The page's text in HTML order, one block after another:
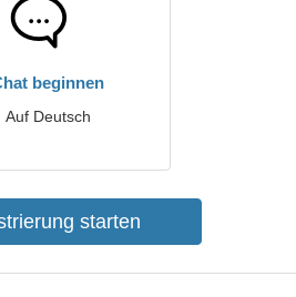
beginnen
Auf Deutsch
starten